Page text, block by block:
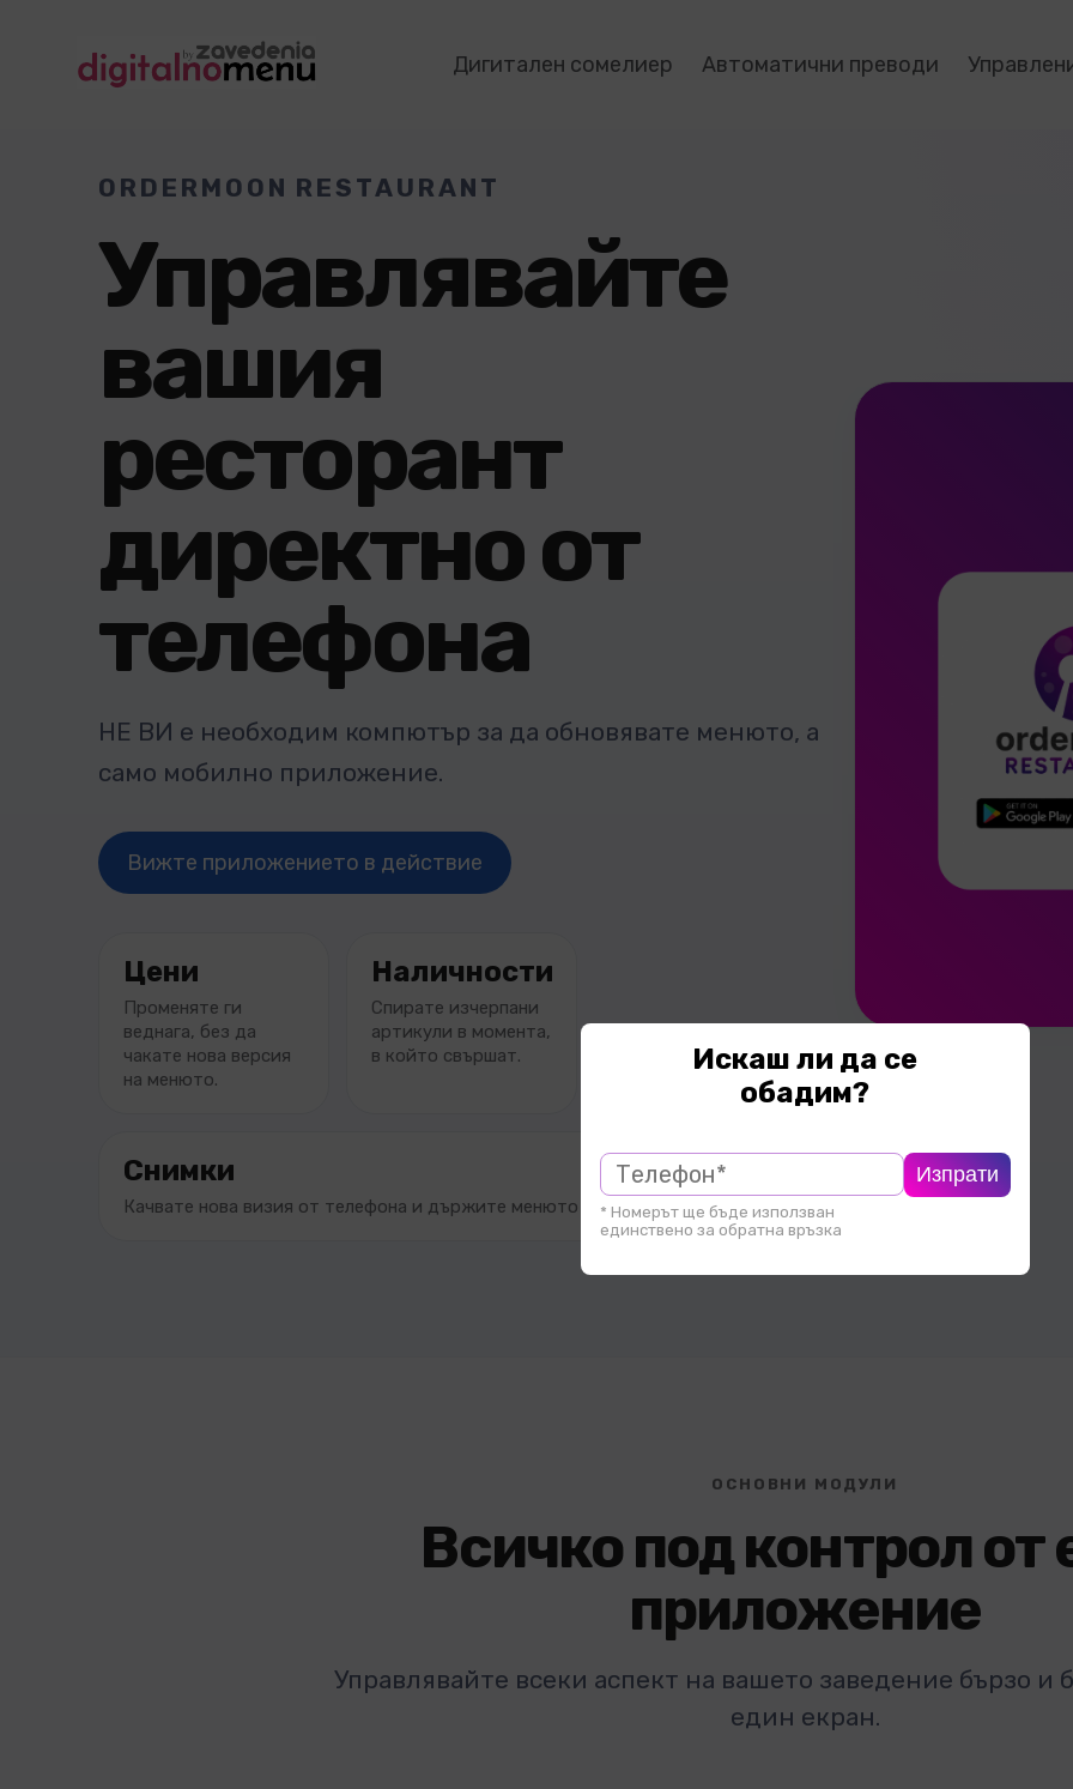
Дигитален сомелиер Автоматични преводи
ORDERMOON RESTAURANT
Управлявайте
вашия
ресторант
директно от
телефона
НЕ ВИ е необходим компютър за да обновявате менюто, а
само мобилно приложение.
Вижте приложението в действие
Цени
Променяте ги
веднага, без да
чакате нова версия
на менюто.
Наличности
Спирате изчерпани
артикули в момента,
в който свършат.
Снимки
Качвате нова визия от телефона и държите менюто свежо.
ОСНОВНИ МОДУЛИ
Всичко под контрол от
приложение
Управлявайте всеки аспект на вашето заведение бързо и
един екран.
Искаш ли да се
обадим?
* Номерът ще бъде използван
единствено за обратна връзка
Изпрати